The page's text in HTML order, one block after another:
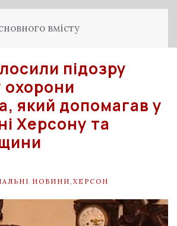
вмісту
підозру
охорони
який допомагав у
Херсону та
НОВИНИ ХЕРСОН